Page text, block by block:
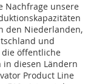
Nachfrage unsere
den Niederlanden,
und
die öffentliche
in diesen Ländern
Product Line